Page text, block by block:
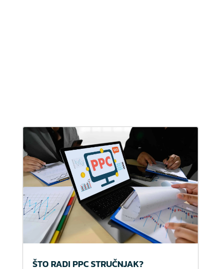
ŠTO RADI PPC STRUČNJAK?